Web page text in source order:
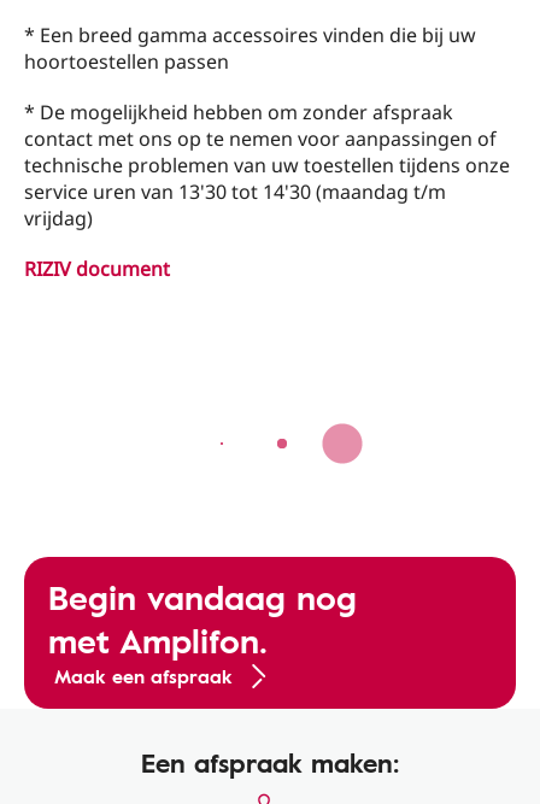
* Een breed gamma accessoires vinden die bij uw
hoortoestellen passen
* De mogelijkheid hebben om zonder afspraak
contact met ons op te nemen voor aanpassingen of
technische problemen van uw toestellen tijdens onze
service uren van 13'30 tot 14'30 (maandag t/m
vrijdag)
RIZIV document
Begin vandaag nog
met Amplifon.
Maak een afspraak
Een afspraak maken: